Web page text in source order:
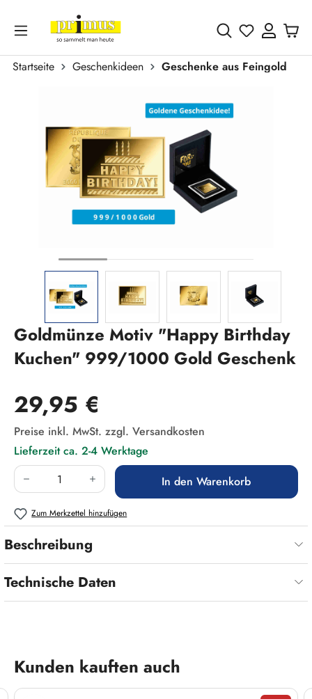
Zum Hauptinhalt springen
Du hast 0
Startseite Geschenkideen
Geschenke aus Feingold
Goldmünze Motiv "Happy Birthday
Kuchen" 999/1000 Gold Geschenk
Regulärer Preis:
29,95 €
Preise inkl. MwSt. zzgl. Versandkosten
Lieferzeit ca. 2-4 Werktage
Produkt Anzahl: Gib den gewünschten Wert
In den Warenkorb
Zum Merkzettel hinzufügen
Beschreibung
Technische Daten
Produktgalerie überspringen
Kunden kauften auch